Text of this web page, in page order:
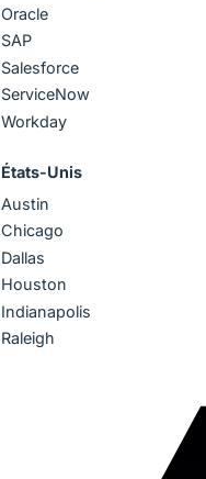
Oracle
SAP
Salesforce
ServiceNow
Workday
États-Unis
Austin
Chicago
Dallas
Houston
Indianapolis
Raleigh